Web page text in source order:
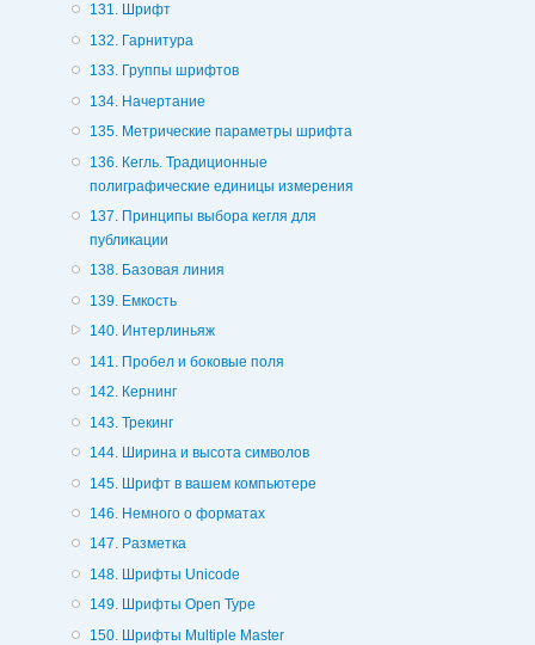
131. Шрифт
132. Гарнитура
133. Группы шрифтов
134. Начертание
135. Метрические параметры шрифта
136. Кегль. Традиционные
полиграфические единицы измерения
137. Принципы выбора кегля для
публикации
138. Базовая линия
139. Емкость
140. Интерлиньяж
141. Пробел и боковые поля
142. Кернинг
143. Трекинг
144. Ширина и высота символов
145. Шрифт в вашем компьютере
146. Немного о форматах
147. Разметка
148. Шрифты Unicode
149. Шрифты Ореn Туре
150. Шрифты Multiple Master